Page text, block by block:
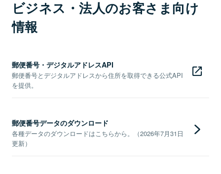
ビジネス・法人のお客さま向け
情報
郵便番号・デジタルアドレスAPI
郵便番号とデジタルアドレスから住所を取得できる公式API
を提供。
郵便番号データのダウンロード
各種データのダウンロードはこちらから。（2026年7月31日
更新）